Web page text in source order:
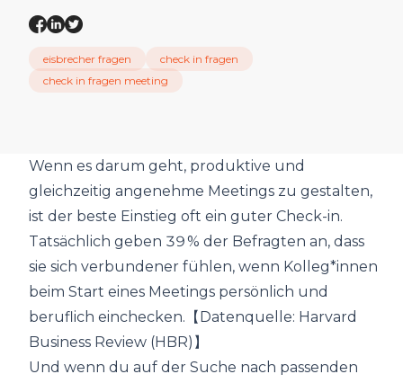
eisbrecher fragen
check in fragen
check in fragen meeting
Wenn es darum geht, produktive und
gleichzeitig angenehme Meetings zu gestalten,
ist der beste Einstieg oft ein guter Check-in.
Tatsächlich geben 39 % der Befragten an, dass
sie sich verbundener fühlen, wenn Kolleg*innen
beim Start eines Meetings persönlich und
beruflich einchecken.【Datenquelle: Harvard
Business Review (HBR)】
Und wenn du auf der Suche nach passenden